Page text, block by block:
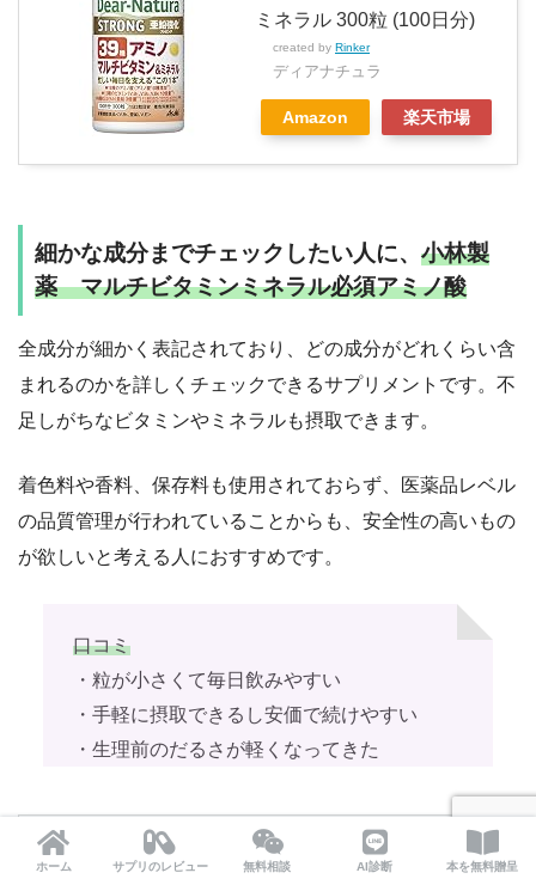
ミネラル 300粒 (100日分)
created by Rinker
ディアナチュラ
Amazon 楽天市場
細かな成分までチェックしたい人に、 小林製
薬 マルチビタミンミネラル必須アミノ酸
全成分が細かく表記されており、どの成分がどれくらい含
まれるのかを詳しくチェックできるサプリメントです。不
足しがちなビタミンやミネラルも摂取できます。
着色料や香料、保存料も使用されておらず、医薬品レベル
の品質管理が行われていることからも、安全性の高いもの
が欲しいと考える人におすすめです。
口コミ
・粒が小さくて毎日飲みやすい
・手軽に摂取できるし安価で続けやすい
・生理前のだるさが軽くなってきた
小林製薬の栄養補助食品 マ
ホーム サプリのレビュー 無料相談 AI診断 本を無料贈呈